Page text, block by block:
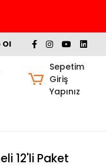
Ol
Sepetim
Giriş
Yapınız
12'li Paket